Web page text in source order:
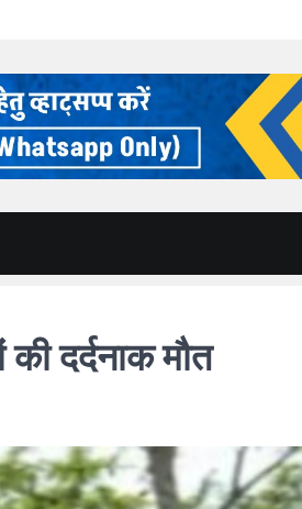
दर्दनाक मौत